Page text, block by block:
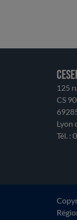
125
CS
Lyon
Tél. :